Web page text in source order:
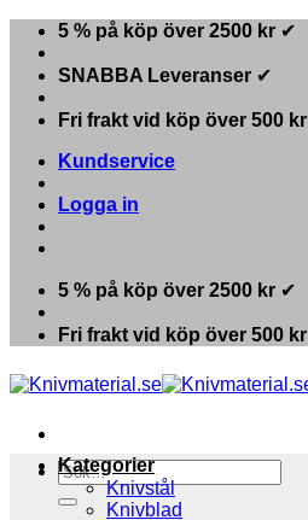
Skip
content
5 % på köp över 2500 kr ✔
SNABBA Leveranser ✔
Fri frakt vid köp över 500 kr
Kundservice
Logga in
5 % på köp över 2500 kr ✔
Fri frakt vid köp över 500 kr
Sök
efter:
Kategorier
Knivstål
Knivblad